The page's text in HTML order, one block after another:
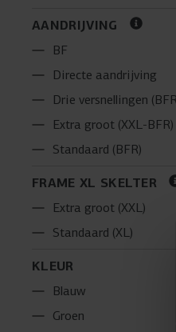
AANDRIJVING
BF
Directe aandrijving
Drie versnellingen
Extra groot (XXL-BFR)
Standaard (BFR)
FRAME XL SKELTER
Extra groot (XXL)
Standaard (XL)
KLEUR
Blauw
Groen